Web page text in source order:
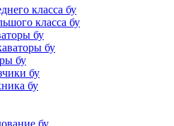
класса бу
класса бу
бу
бу
бу
бу
бу
бу